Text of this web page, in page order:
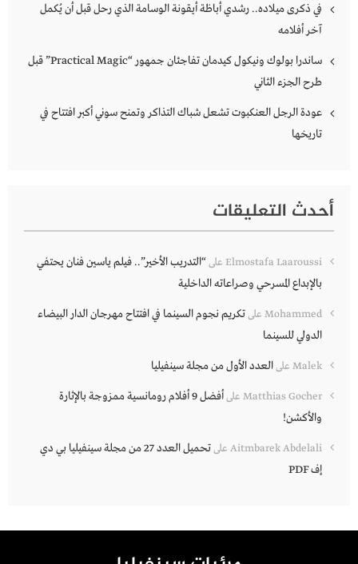
في ذكرى ميلاده.. رشدي أباظة أيقونة الوسامة الذي رحل قبل أن يُكمل
آخر أفلامه
ساندرا بولوك ونيكول كيدمان تفاجئان جمهور “Practical Magic” قبل
طرح الجزء الثاني
عودة الرجل العنكبوت تشعل شباك التذاكر وتمنح سوني أكبر افتتاح في
تاريخها
أحدث التعليقات
Elmostafa Laaroussi على“التدريب الأخير”.. فيلم ياسين فنان يحتفي
بالإبداع المسرحي وصراعاته الداخلية
Mohammed علىتكريم نجوم السينما في افتتاح مهرجان الدار البيضاء
الدولي للسينما
Malek علىالعدد الأول من مجلة سينفيليا
Matthias Gocher على
أفضل 9 أفلام رومانسية ممزوجة بالإثارة
والأكشن!
Aitmbarek Abdelali على
تحميل العدد 27 من مجلة سينفيليا بي دي
إف PDF